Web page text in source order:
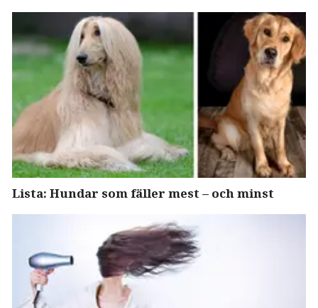
Lista: Hundar som fäller mest – och minst